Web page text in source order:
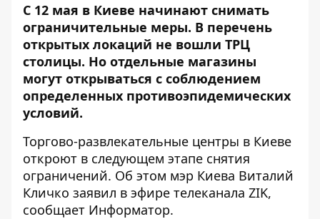
С 12 мая в Киеве начинают снимать
ограничительные меры. В перечень
открытых локаций не вошли ТРЦ
столицы. Но отдельные магазины
могут открываться с соблюдением
определенных противоэпидемических
условий.
Торгово-развлекательные центры в Киеве
откроют в следующем этапе снятия
ограничений. Об этом мэр Киева Виталий
Кличко заявил в эфире телеканала ZIK,
сообщает Информатор.